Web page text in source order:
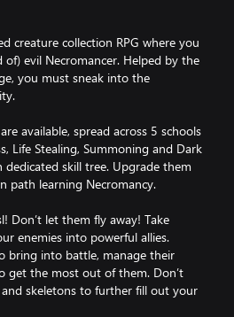
creature collection RPG where you
evil Necromancer. Helped by the
you must sneak into the
available, spread across 5 schools
Life Stealing, Summoning and Dark
dedicated skill tree. Upgrade them
path learning Necromancy.
Don’t let them fly away! Take
enemies into powerful allies.
bring into battle, manage their
get the most out of them. Don’t
skeletons to further fill out your